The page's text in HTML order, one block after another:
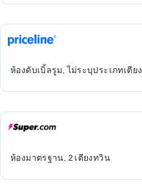
ห้องดับเบิ้ลรูม, ไม่ระบุประเภทเตียง
ห้องมาตรฐาน, 2 เตียงทวิน